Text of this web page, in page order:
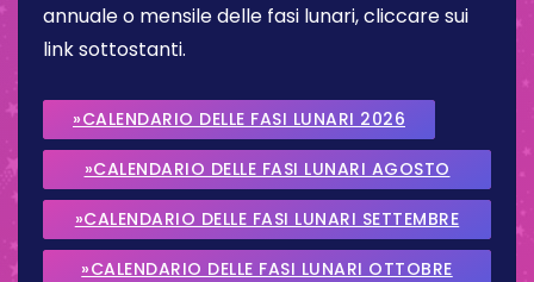
annuale o mensile delle fasi lunari, cliccare sui
link sottostanti.
»CALENDARIO DELLE FASI LUNARI 2026
»CALENDARIO DELLE FASI LUNARI AGOSTO
2026
»CALENDARIO DELLE FASI LUNARI SETTEMBRE
2026
»CALENDARIO DELLE FASI LUNARI OTTOBRE